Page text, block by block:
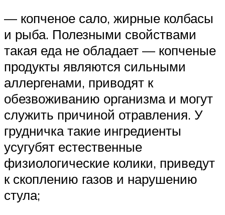
— копченое сало, жирные колбасы
и рыба. Полезными свойствами
такая еда не обладает — копченые
продукты являются сильными
аллергенами, приводят к
обезвоживанию организма и могут
служить причиной отравления. У
грудничка такие ингредиенты
усугубят естественные
физиологические колики, приведут
к скоплению газов и нарушению
стула;